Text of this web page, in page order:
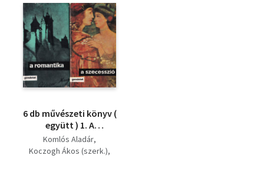
6 db művészeti könyv (
együtt ) 1. A
szecesszió, 2. A
romantika, 3. A
Komlós Aladár
Koczogh Ákos (szerk.)